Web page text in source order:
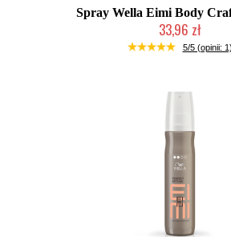
Spray Wella Eimi Body
33,96 zł
Chwilowo niedostępny
5/5 (opinii: 1)